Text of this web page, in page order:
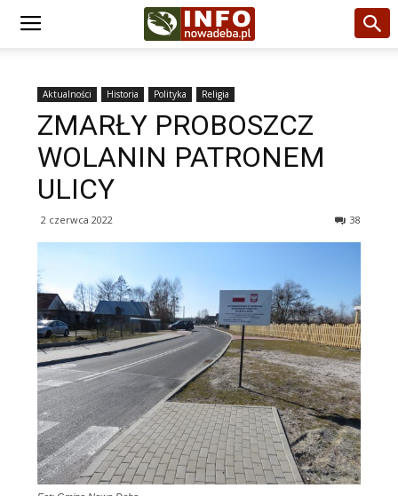
Aktualności Historia Polityka Religia
ZMARŁY PROBOSZCZ
WOLANIN PATRONEM
ULICY
2 czerwca 2022 38